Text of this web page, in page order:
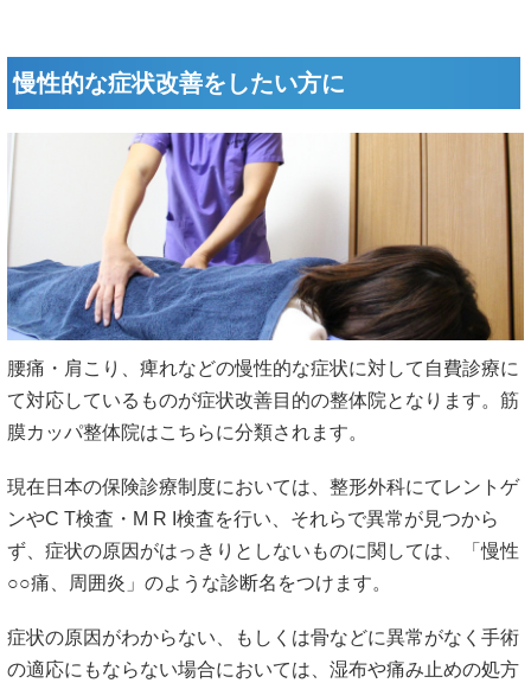
慢性的な症状改善をしたい方に
腰痛・肩こり、痺れなどの慢性的な症状に対して自費診療に
て対応しているものが症状改善目的の整体院となります。筋
膜カッパ整体院はこちらに分類されます。
現在日本の保険診療制度においては、整形外科にてレントゲ
ンやC T検査・M R I検査を行い、それらで異常が見つから
ず、症状の原因がはっきりとしないものに関しては、「慢性
○○痛、周囲炎」のような診断名をつけます。
症状の原因がわからない、もしくは骨などに異常がなく手術
の適応にもならない場合においては、湿布や痛み止めの処方